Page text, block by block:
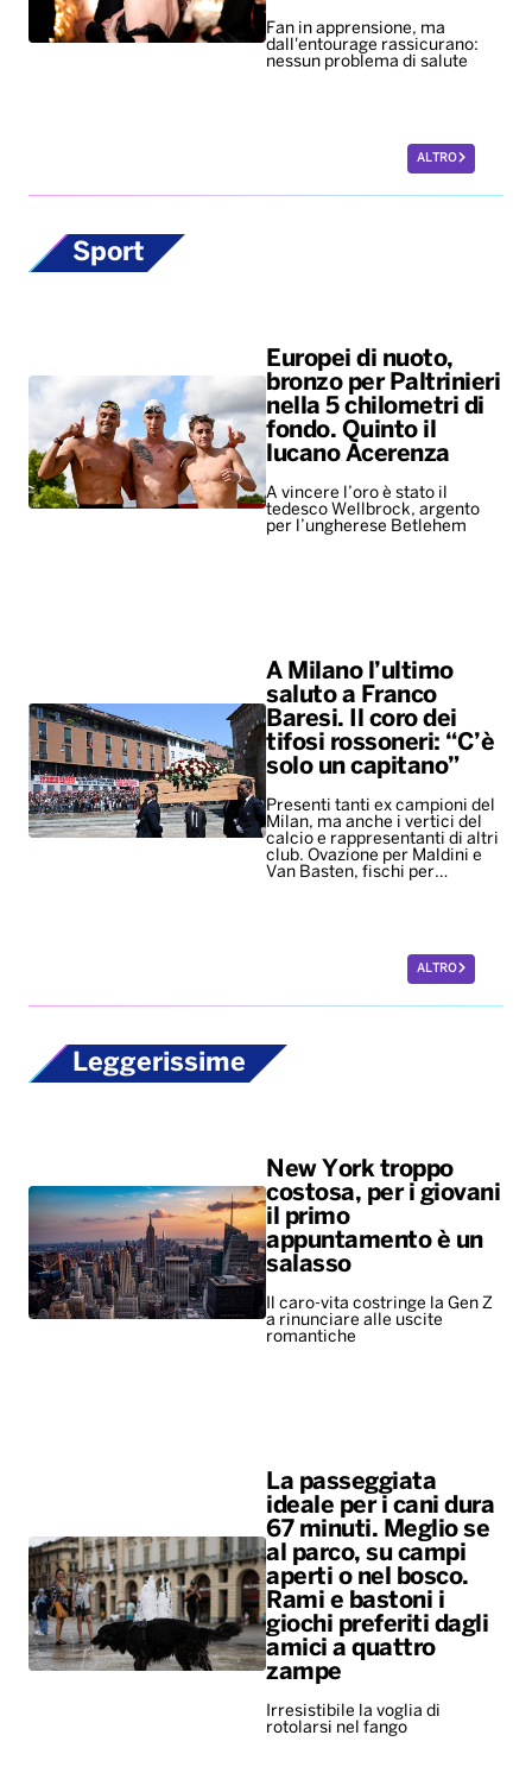
Fan in apprensione, ma
dall'entourage rassicurano:
nessun problema di salute
ALTRO
Sport
Europei di nuoto,
bronzo per Paltrinieri
nella 5 chilometri di
fondo. Quinto il
lucano Acerenza
A vincere l’oro è stato il
tedesco Wellbrock, argento
per l’ungherese Betlehem
A Milano l’ultimo
saluto a Franco
Baresi. Il coro dei
tifosi rossoneri: “C’è
solo un capitano”
Presenti tanti ex campioni del
Milan, ma anche i vertici del
calcio e rappresentanti di altri
club. Ovazione per Maldini e
Van Basten, fischi per…
ALTRO
Leggerissime
New York troppo
costosa, per i giovani
il primo
appuntamento è un
salasso
Il caro-vita costringe la Gen Z
a rinunciare alle uscite
romantiche
La passeggiata
ideale per i cani dura
67 minuti. Meglio se
al parco, su campi
aperti o nel bosco.
Rami e bastoni i
giochi preferiti dagli
amici a quattro
zampe
Irresistibile la voglia di
rotolarsi nel fango